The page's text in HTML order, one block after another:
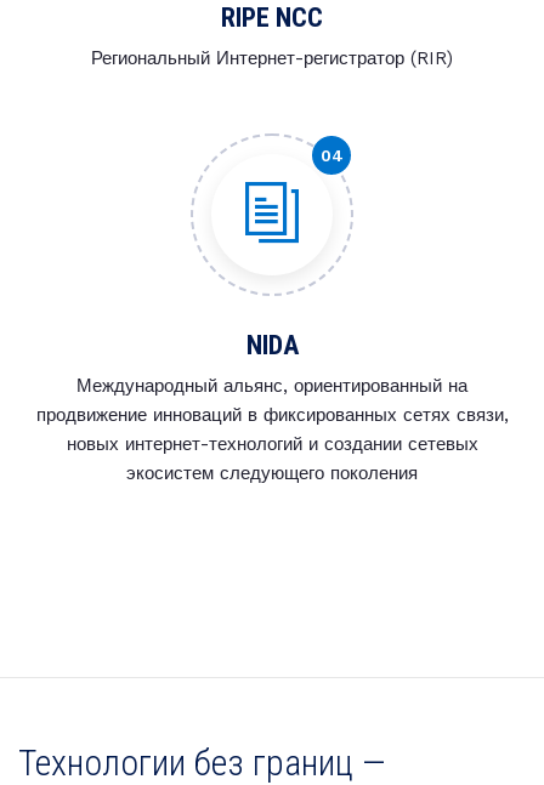
RIPE NCC
Региональный Интернет-регистратор (RIR)
NIDA
Международный альянс, ориентированный на
продвижение инноваций в фиксированных сетях связи,
новых интернет-технологий и создании сетевых
экосистем следующего поколения
Технологии без границ —